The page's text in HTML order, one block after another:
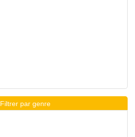
Filtrer par genre